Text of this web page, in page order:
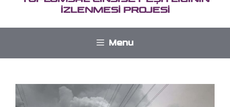
İZLENMESİ PROJESİ
Menu